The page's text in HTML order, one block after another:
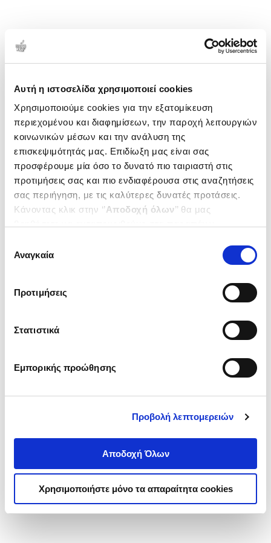
Αυτή η ιστοσελίδα χρησιμοποιεί cookies
Χρησιμοποιούμε cookies για την εξατομίκευση
περιεχομένου και διαφημίσεων, την παροχή λειτουργιών
κοινωνικών μέσων και την ανάλυση της
επισκεψιμότητάς μας. Επιδίωξη μας είναι σας
προσφέρουμε μία όσο το δυνατό πιο ταιριαστή στις
προτιμήσεις σας και πιο ενδιαφέρουσα στις αναζητήσεις
σας περιήγηση, με τις καλύτερες δυνατές προτάσεις.
Κάνοντας κλικ στην ‘’Αποδοχή όλων’’ θα μας
ενδιαφέρουν και να επιλέξετε από τα παρακάτω με την
΄΄και να ενημερωθείτε σχετικά με
συγκατάθεσης
Αναγκαία
Προτιμήσεις
Στατιστικά
Εμπορικής προώθησης
Προβολή λεπτομερειών
Αποδοχή Όλων
Χρησιμοποιήστε μόνο τα απαραίτητα cookies